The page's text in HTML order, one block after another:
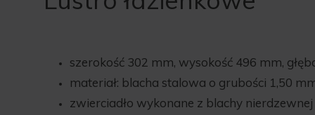
szerokość 302 mm, wysokość 496 mm,
materiał: blacha stalowa o grubości 1,50
zwierciadło wykonane z blachy